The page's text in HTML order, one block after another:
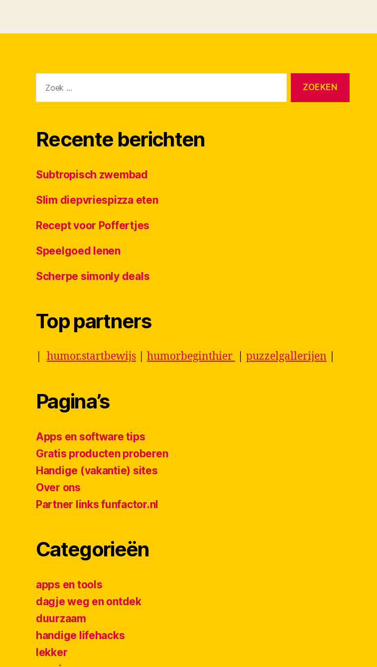
naar:
Recente berichten
Subtropisch zwembad
Slim diepvriespizza eten
Recept voor Poffertjes
Speelgoed lenen
Scherpe simonly deals
Top partners
humor.startbewijs humorbeginthier puzzelgallerijen
Pagina’s
Apps en software tips
Gratis producten proberen
Handige (vakantie) sites
Over ons
Partner links funfactor.nl
Categorieën
apps en tools
dagje weg en ontdek
duurzaam
handige lifehacks
lekker